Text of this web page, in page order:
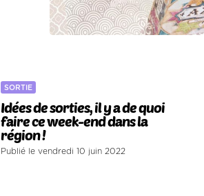
SORTIE
Idées de sorties, il y a de quoi
faire ce week-end dans la
région !
Publié le vendredi 10 juin 2022